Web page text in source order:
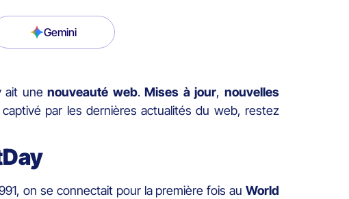
Gemini
ait unenouveauté web.Mises à jour,nouvelles
par les dernières actualités du web, restez
on se connectait pour la première fois au World